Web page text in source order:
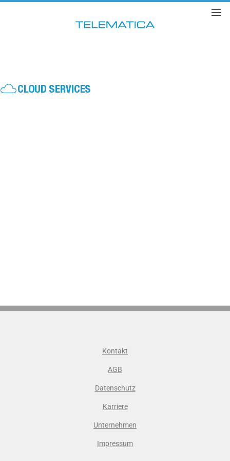
Kontakt
AGB
Datenschutz
Karriere
Unternehmen
Impressum